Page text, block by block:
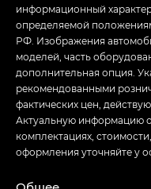
информационный
определяемой
РФ. Изображения
моделей, часть
дополнительная опция.
рекомендованными
фактических цен,
Актуальную информацию
комплектациях,
оформления уточняйте у